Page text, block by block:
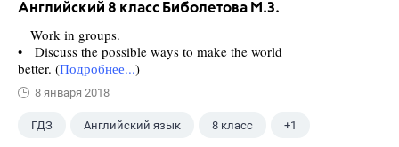
Английский 8 класс Биболетова М.З.
Work in groups.
• Discuss the possible ways to make the world
better. (Подробнее...)
8 января 2018
ГДЗ Английский язык 8 класс +1